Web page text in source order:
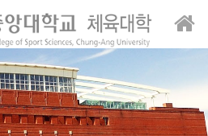
메뉴 건너뛰기